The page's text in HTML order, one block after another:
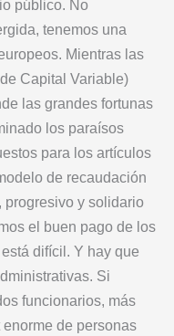
público. No
tenemos una
Mientras las
Capital Variable)
las grandes fortunas
los paraísos
para los artículos
de recaudación
progresivo y solidario
el buen pago de los
difícil. Y hay que
Si
funcionarios, más
de personas